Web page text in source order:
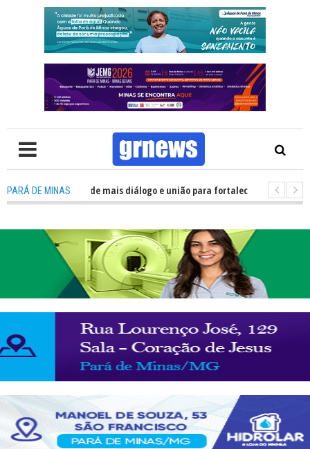
PARÁ DE MINAS
Política precisa de mais diálogo e união para fortalecer Minas e Pará de